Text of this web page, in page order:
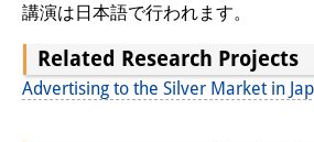
Individual projects
Previous Research
講演は日本語で行われます。
Related Research Projects
Advertising to the Silver Market in